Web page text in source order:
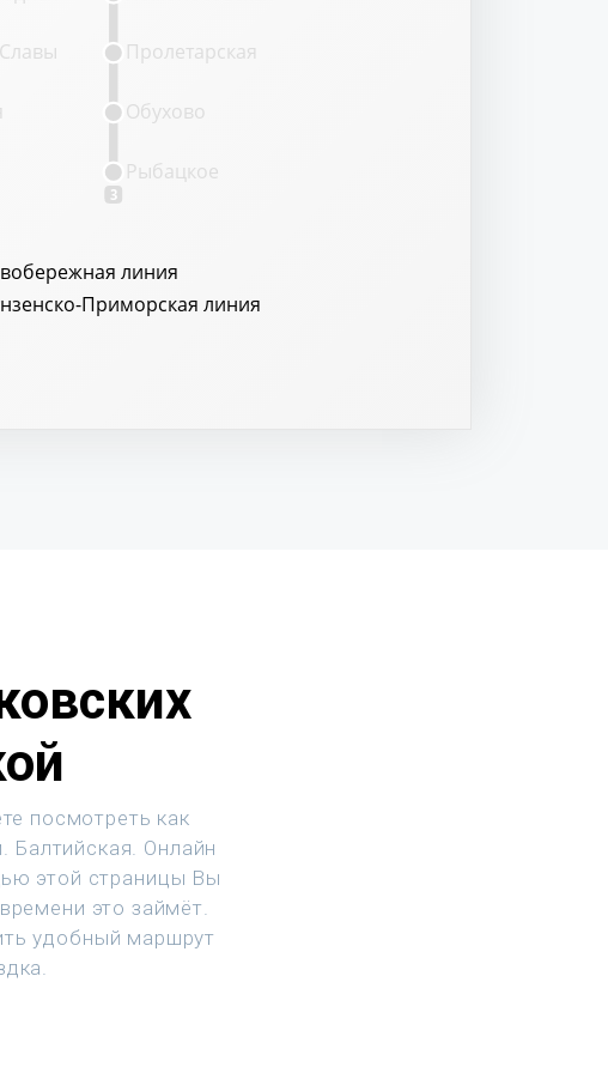
линия
Приморская линия
3
Рыбацкое
Обухово
Пролетарская
посмотреть как
Балтийская. Онлайн
этой страницы Вы
это займёт.
удобный маршрут